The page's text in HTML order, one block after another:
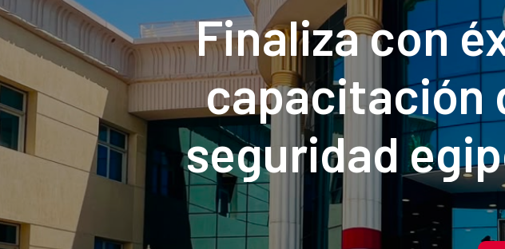
Finaliza con
capacitación
seguridad
Ministerio de